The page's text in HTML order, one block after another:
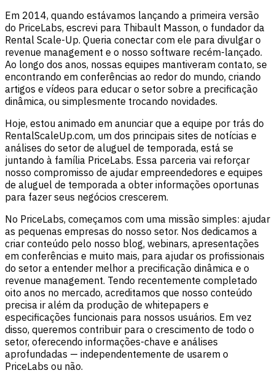
Em 2014, quando estávamos lançando a primeira versão
do PriceLabs, escrevi para Thibault Masson, o fundador da
Rental Scale-Up. Queria conectar com ele para divulgar o
revenue management e o nosso software recém-lançado.
Ao longo dos anos, nossas equipes mantiveram contato, se
encontrando em conferências ao redor do mundo, criando
artigos e vídeos para educar o setor sobre a precificação
dinâmica, ou simplesmente trocando novidades.
Hoje, estou animado em anunciar que a equipe por trás do
RentalScaleUp.com, um dos principais sites de notícias e
análises do setor de aluguel de temporada, está se
juntando à família PriceLabs. Essa parceria vai reforçar
nosso compromisso de ajudar empreendedores e equipes
de aluguel de temporada a obter informações oportunas
para fazer seus negócios crescerem.
No PriceLabs, começamos com uma missão simples: ajudar
as pequenas empresas do nosso setor. Nos dedicamos a
criar conteúdo pelo nosso blog, webinars, apresentações
em conferências e muito mais, para ajudar os profissionais
do setor a entender melhor a precificação dinâmica e o
revenue management. Tendo recentemente completado
oito anos no mercado, acreditamos que nosso conteúdo
precisa ir além da produção de whitepapers e
especificações funcionais para nossos usuários. Em vez
disso, queremos contribuir para o crescimento de todo o
setor, oferecendo informações-chave e análises
aprofundadas — independentemente de usarem o
PriceLabs ou não.